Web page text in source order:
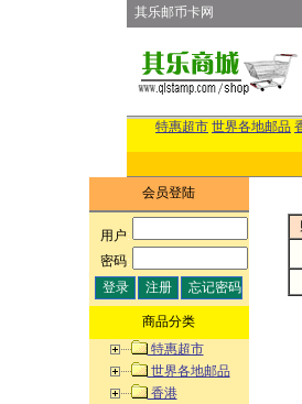
其乐邮币卡网
特惠超市 世界各地邮品
会员登陆
用户:
密码:
商品分类
特惠超市
世界各地邮品
香港